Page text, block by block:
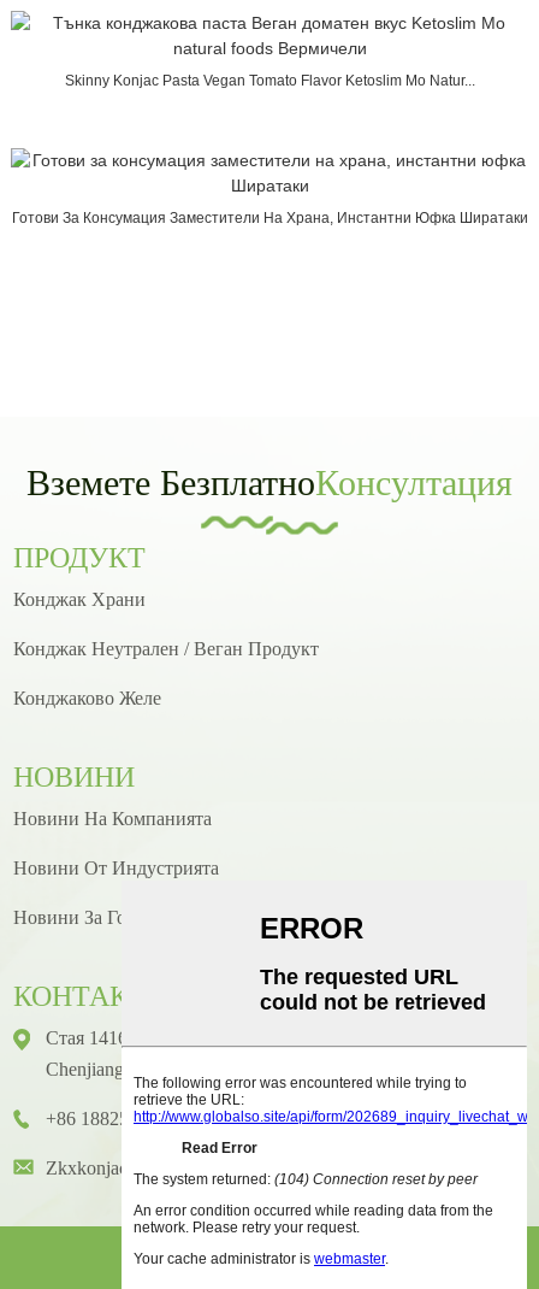
Skinny Konjac Pasta Vegan Tomato Flavor Ketoslim Mo Natur...
Готови За Консумация Заместители На Храна, Инстантни Юфка Ширатаки
Вземете БезплатноКонсултация
ПРОДУКТ
Конджак Храни
Конджак Неутрален / Веган Продукт
Конджаково Желе
НОВИНИ
Новини На Компанията
Новини От Индустрията
Новини За Готвене/рецепти
КОНТАКТ
Стая 1416, Етаж 14, Международна Сграда Junhao, No. 2,
Chenjiang Zhongkai Avenue, Huicheng District, Huizhou City
+86 18825458362
Zkxkonjac@hzzkx.com